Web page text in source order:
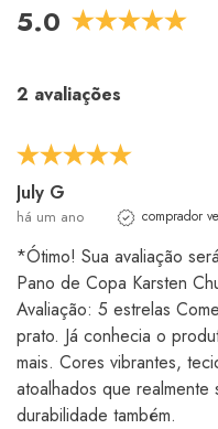
5.0
2 avaliações
July G
há um ano comprador
*Ótimo! Sua avaliação
Pano de Copa Karsten
Avaliação: 5 estrelas
prato. Já conhecia o
mais. Cores vibrantes,
atoalhados que realmente
durabilidade também.